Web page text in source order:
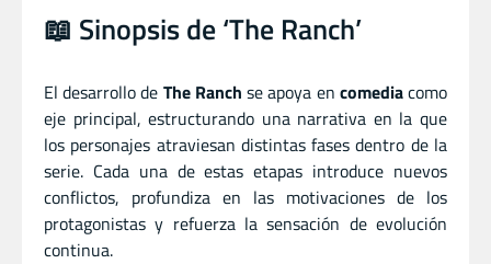
📖 Sinopsis de ‘The Ranch’
El desarrollo de The Ranch se apoya en comediacomo
eje principal, estructurando una narrativa en la que
los personajes atraviesan distintas fases dentro de la
serie. Cada una de estas etapas introduce nuevos
conflictos, profundiza en las motivaciones de los
protagonistas y refuerza la sensación de evolución
continua.